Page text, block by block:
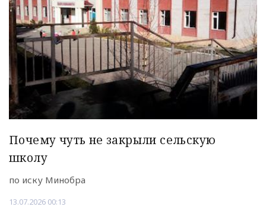
Почему чуть не закрыли сельскую
школу
по иску Минобра
13.07.2026 00:13